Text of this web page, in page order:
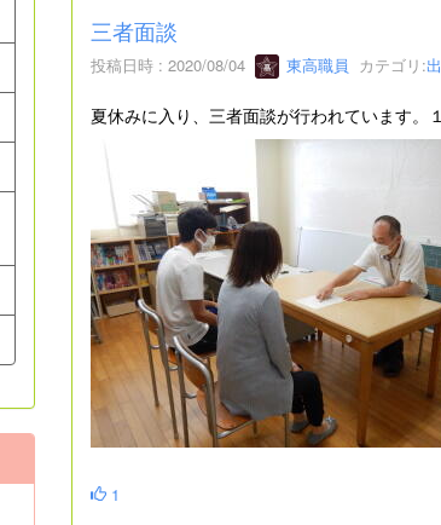
三者面談
投稿日時 : 2020/08/04 東高職員 カテゴリ:
夏休みに入り、三者面談が行われています
1